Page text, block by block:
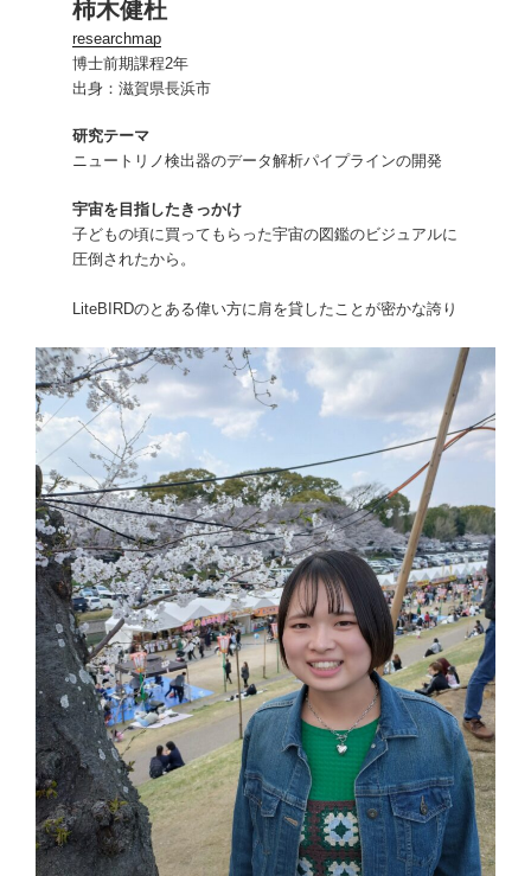
柿木健杜
researchmap
博士前期課程2年
出身：滋賀県長浜市
研究テーマ
ニュートリノ検出器のデータ解析パイプラインの開発
宇宙を目指したきっかけ
子どもの頃に買ってもらった宇宙の図鑑のビジュアルに
圧倒されたから。
LiteBIRDのとある偉い方に肩を貸したことが密かな誇り